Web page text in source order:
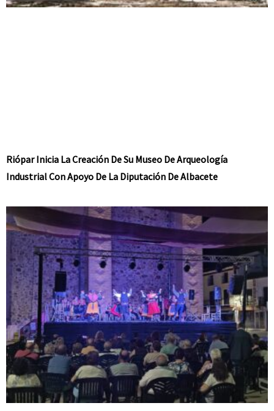
Riópar Inicia La Creación De Su Museo De Arqueología
Industrial Con Apoyo De La Diputación De Albacete